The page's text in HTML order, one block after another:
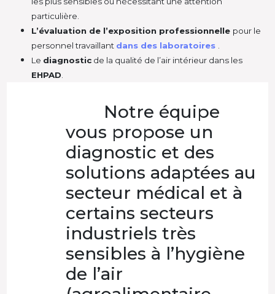
particulière.
L’évaluation de l’exposition professionnelle pour le
personnel travaillant dans des laboratoires
Le diagnostic de la qualité de l’air intérieur dans les
EHPAD
Notre équipe
vous propose un
diagnostic et des
solutions adaptées au
secteur médical et à
certains secteurs
industriels très
sensibles à l’hygiène
de l’air